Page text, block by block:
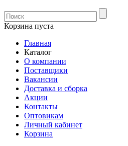
Корзина пуста
Главная
Каталог
О компании
Поставщики
Вакансии
Доставка и сборка
Акции
Контакты
Оптовикам
Личный кабинет
Корзина